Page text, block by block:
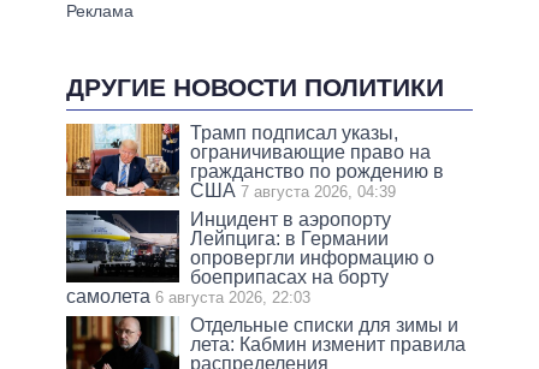
ДРУГИЕ НОВОСТИ ПОЛИТИКИ
Трамп подписал указы,
ограничивающие право на
гражданство по рождению в
США 7 августа 2026, 04:39
Инцидент в аэропорту
Лейпцига: в Германии
опровергли информацию о
боеприпасах на борту
самолета 6 августа 2026, 22:03
Отдельные списки для зимы и
лета: Кабмин изменит правила
распределения